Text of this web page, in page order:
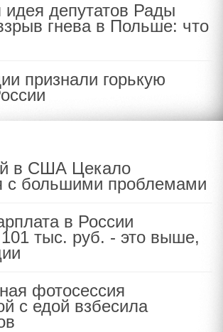
идея депутатов Рады
гнева в Польше: что
признали горькую
в США Цекало
с большими проблемами
в России
тыс. руб. - это выше,
фотосессия
с едой взбесила